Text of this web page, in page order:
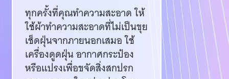
ทุกครั้งที่คุณทำความสะอาด ให้
ใช้ผ้าทำความสะอาดที่ไม่เป็นขุย
เช็ดฝุ่นจากภายนอกเสมอ ใช้
เครื่องดูดฝุ่น อากาศกระป๋อง
หรือแปรงเพื่อขจัดสิ่งสกปรก